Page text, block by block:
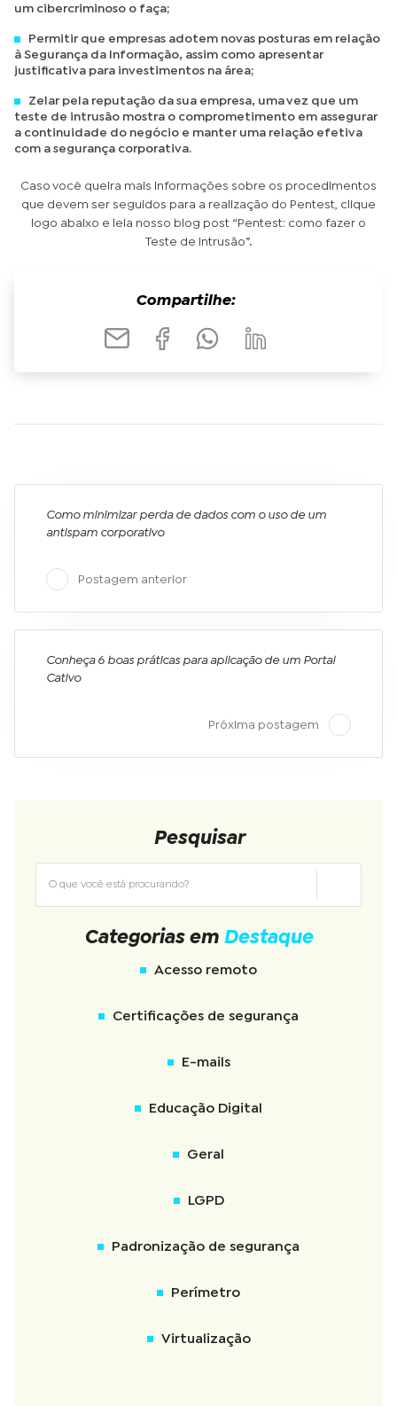
um cibercriminoso o faça;
Permitir que empresas adotem novas posturas em relação
à Segurança da Informação, assim como apresentar
justificativa para investimentos na área;
Zelar pela reputação da sua empresa, uma vez que um
teste de intrusão mostra o comprometimento em assegurar
a continuidade do negócio e manter uma relação efetiva
com a segurança corporativa.
Caso você queira mais informações sobre os procedimentos
que devem ser seguidos para a realização do Pentest, clique
logo abaixo e leia nosso blog post “Pentest: como fazer o
Teste de Intrusão”.
Compartilhe:
Como minimizar perda de dados com o uso de um
antispam corporativo
Postagem anterior
Conheça 6 boas práticas para aplicação de um Portal
Cativo
Próxima postagem
Pesquisar
Categorias em Destaque
Acesso remoto
Certificações de segurança
E-mails
Educação Digital
Geral
LGPD
Padronização de segurança
Perímetro
Virtualização